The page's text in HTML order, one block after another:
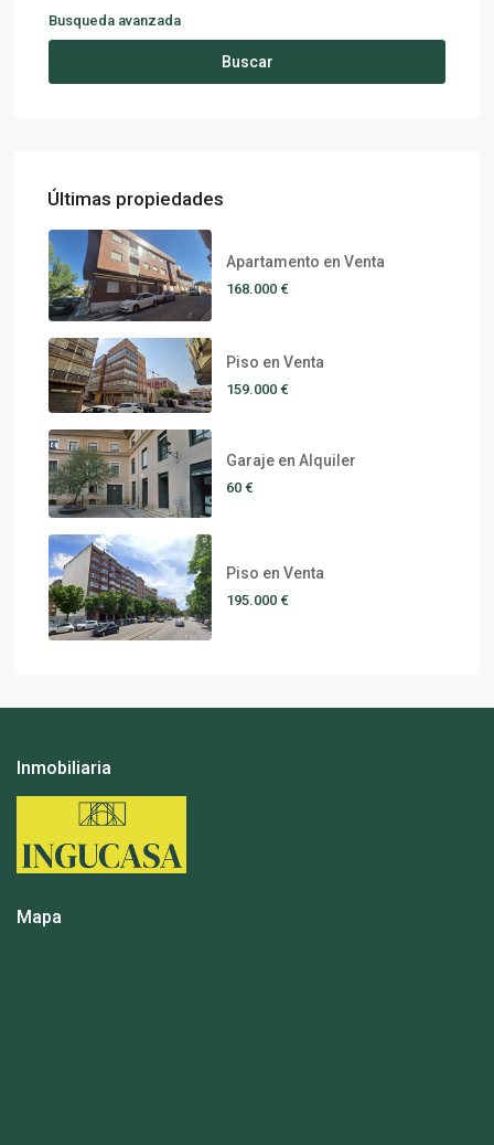
Busqueda avanzada
Buscar
Últimas propiedades
Apartamento en Venta
168.000 €
Piso en Venta
159.000 €
Garaje en Alquiler
60 €
Piso en Venta
195.000 €
Inmobiliaria
Mapa